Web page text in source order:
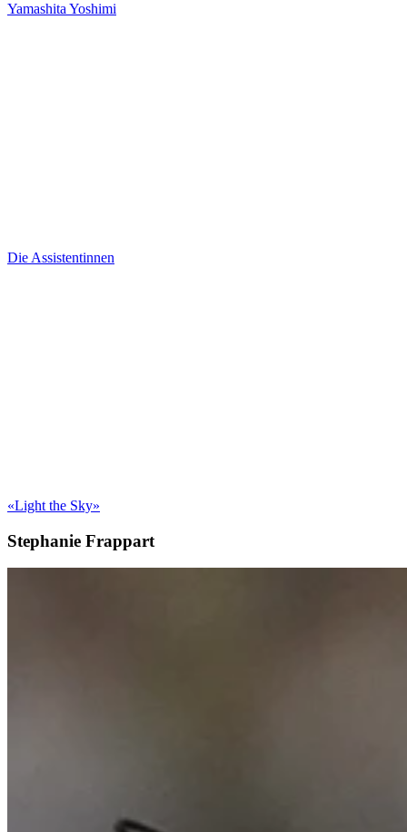
Yamashita Yoshimi
Die Assistentinnen
«Light the Sky»
Stephanie Frappart